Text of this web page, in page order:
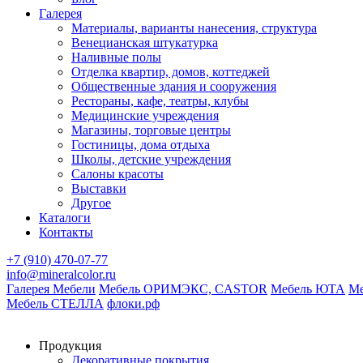
Галерея
Материалы, варианты нанесения, структура
Венецианская штукатурка
Наливные полы
Отделка квартир, домов, коттеджей
Общественные здания и сооружения
Рестораны, кафе, театры, клубы
Медицинские учреждения
Магазины, торговые центры
Гостиницы, дома отдыха
Школы, детские учреждения
Салоны красоты
Выставки
Другое
Каталоги
Контакты
+7 (910) 470-07-77
info@mineralcolor.ru
Галерея Мебели Мебель ОРИМЭКС, CASTOR Мебель ЮТА
Мебель СТЕЛЛА флоки.рф
Продукция
Декоративные покрытия